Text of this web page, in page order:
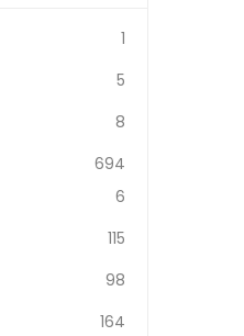
1
5
8
694
6
115
98
164